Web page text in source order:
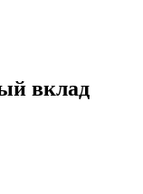
вклад